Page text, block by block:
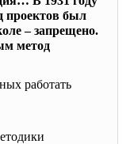
проектов был
– запрещено.
метод
работать